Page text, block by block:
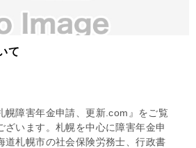
て
幌障害年金申請、更新.com』をご覧
ざいます。札幌を中心に障害年金申
道札幌市の社会保険労務士、行政書